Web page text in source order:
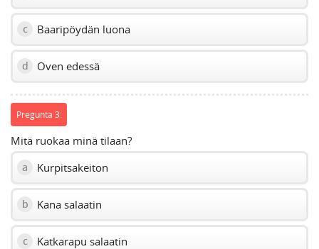
c Baaripöydän luona
d Oven edessä
Pregunta 3:
Mitä ruokaa minä tilaan?
a Kurpitsakeiton
b Kana salaatin
c Katkarapu salaatin